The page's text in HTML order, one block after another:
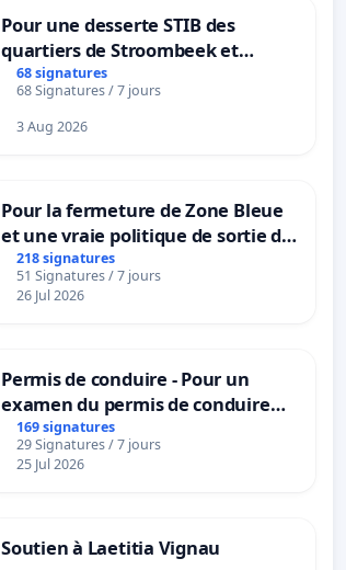
Pour une desserte STIB des
quartiers de Stroombeek et
Beauval - Voor een MIVB-
bediening van de wijken
Strombeek en Het Voor
68 signatures
68 Signatures / 7 jours
3 Aug 2026
Pour la fermeture de Zone Bleue
et une vraie politique de sortie de
la dépendance
218 signatures
51 Signatures / 7 jours
26 Jul 2026
Permis de conduire - Pour un
examen du permis de conduire
accessible dans plusieurs langues
à Bruxelles
169 signatures
29 Signatures / 7 jours
25 Jul 2026
Soutien à Laetitia Vignau